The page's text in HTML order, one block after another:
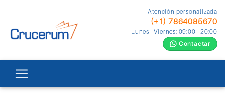
Atención personalizada
(+1) 7864085670
Lunes - Viernes: 09:00 - 20:00
Contactar